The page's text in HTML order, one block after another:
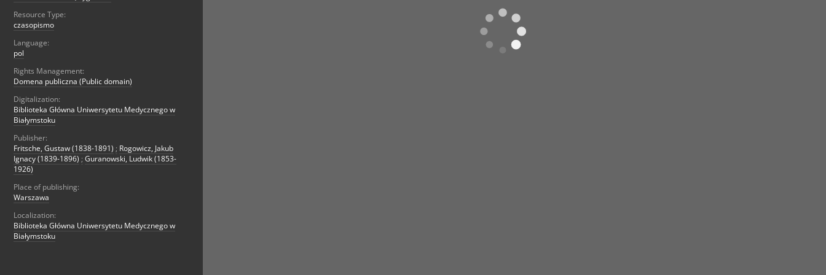
Resource Type:
czasopismo
Language:
pol
Rights Management:
Domena publiczna (Public domain)
Digitalization:
Biblioteka Główna Uniwersytetu Medycznego w
Białymstoku
Publisher:
Fritsche, Gustaw (1838-1891) ; Rogowicz, Jakub
Ignacy (1839-1896) ; Guranowski, Ludwik (1853-
1926)
Place of publishing:
Warszawa
Localization:
Biblioteka Główna Uniwersytetu Medycznego w
Białymstoku